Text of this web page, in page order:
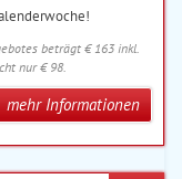
beträgt € 163 inkl.
nur € 98.
mehr Informationen